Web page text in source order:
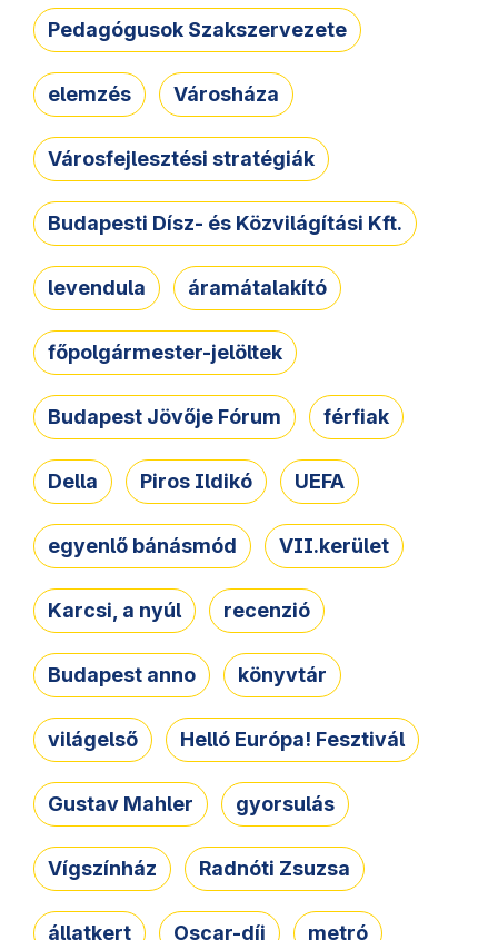
Pedagógusok Szakszervezete
elemzés Városháza
Városfejlesztési stratégiák
Budapesti Dísz- és Közvilágítási Kft.
levendula áramátalakító
főpolgármester-jelöltek
Budapest Jövője Fórum férfiak
Della Piros Ildikó UEFA
egyenlő bánásmód VII.kerület
Karcsi, a nyúl recenzió
Budapest anno könyvtár
világelső Helló Európa! Fesztivál
Gustav Mahler gyorsulás
Vígszínház Radnóti Zsuzsa
állatkert Oscar-díj metró